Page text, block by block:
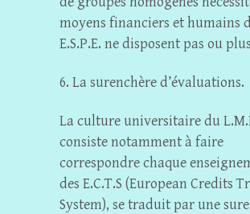
moyens financiers et humains
E.S.P.E. ne disposent pas ou
6. La surenchère d’évaluations.
La culture universitaire du
consiste notamment à faire
correspondre chaque
des E.C.T.S (European Credits
System), se traduit par une